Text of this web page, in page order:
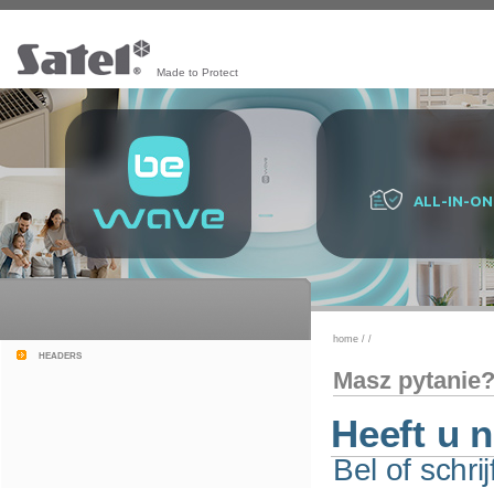
Made to Protect
ALL-IN-
headers
home / /
Masz pytanie?
Heeft u
Bel of